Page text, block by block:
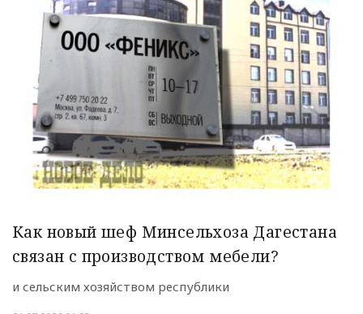
Как новый шеф Минсельхоза Дагестана
связан с производством мебели?
и сельским хозяйством республики